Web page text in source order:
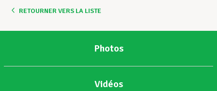
RETOURNER VERS LA LISTE
Photos
Vidéos